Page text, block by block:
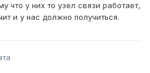
что у них то узел связи работает,
и у нас должно получиться.